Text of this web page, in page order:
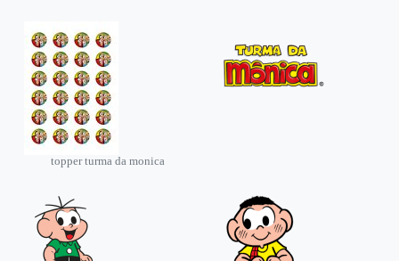
topper turma da monica